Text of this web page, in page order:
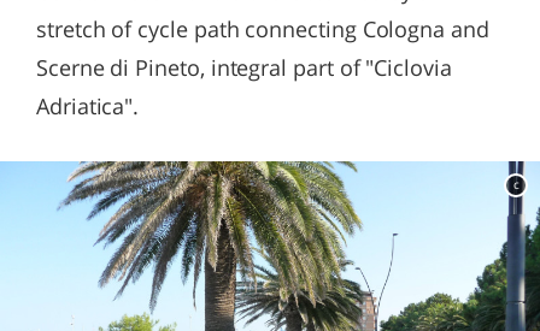
stretch of cycle path connecting Cologna and
Scerne di Pineto, integral part of "Ciclovia
Adriatica".
c